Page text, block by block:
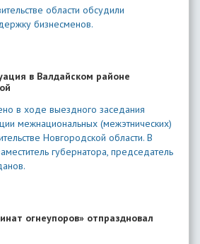
области обсудили
бизнесменов.
в Валдайском районе
в ходе выездного заседания
межнациональных (межэтнических)
Новгородской области. В
губернатора, председатель
огнеупоров» отпраздновал